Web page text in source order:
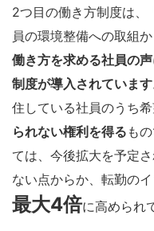
2つ目の働き方制度は、
員の環境整備への取組
働き方を求める社員の
制度が導入されています
住している社員のうち希
られない権利を得る も
ては、今後拡大を予定
ない点からか、転勤の
最大4倍に高められ